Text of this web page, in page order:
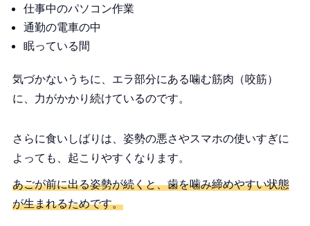
仕事中のパソコン作業
通勤の電車の中
眠っている間
気づかないうちに、エラ部分にある噛む筋肉（咬筋）
に、力がかかり続けているのです。
さらに食いしばりは、姿勢の悪さやスマホの使いすぎに
よっても、起こりやすくなります。
あごが前に出る姿勢が続くと、歯を噛み締めやすい状態
が生まれるためです。